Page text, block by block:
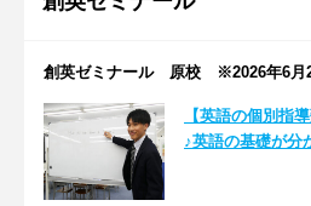
創英ゼミナール 原校 ※2026年6月
【英語の個別指
♪英語の基礎が